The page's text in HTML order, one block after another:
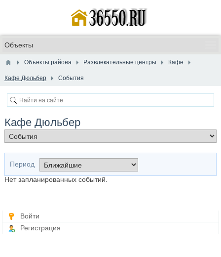
Объекты района Развлекательные центры Кафе
Кафе Дюльбер События
Кафе Дюльбер
Период
Нет запланированных событий.
Войти
Регистрация